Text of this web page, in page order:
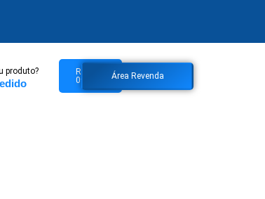
produto? R$
0
Área Revenda